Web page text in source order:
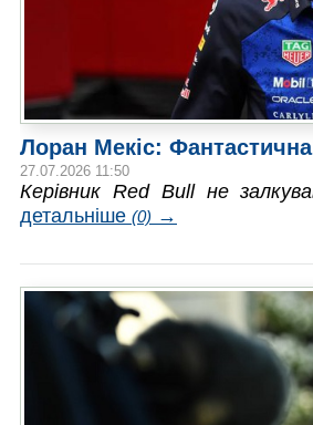
Лоран Мекіс:
27.07.2026 11:50
Керівник Red Bull не
детальніше (0) →